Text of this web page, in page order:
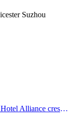
Suzhou
Next:I ricavi della Global Hotel Alliance cresceranno del 15% nel primo trimestre del 2025